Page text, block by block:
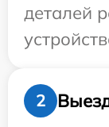
деталей
2